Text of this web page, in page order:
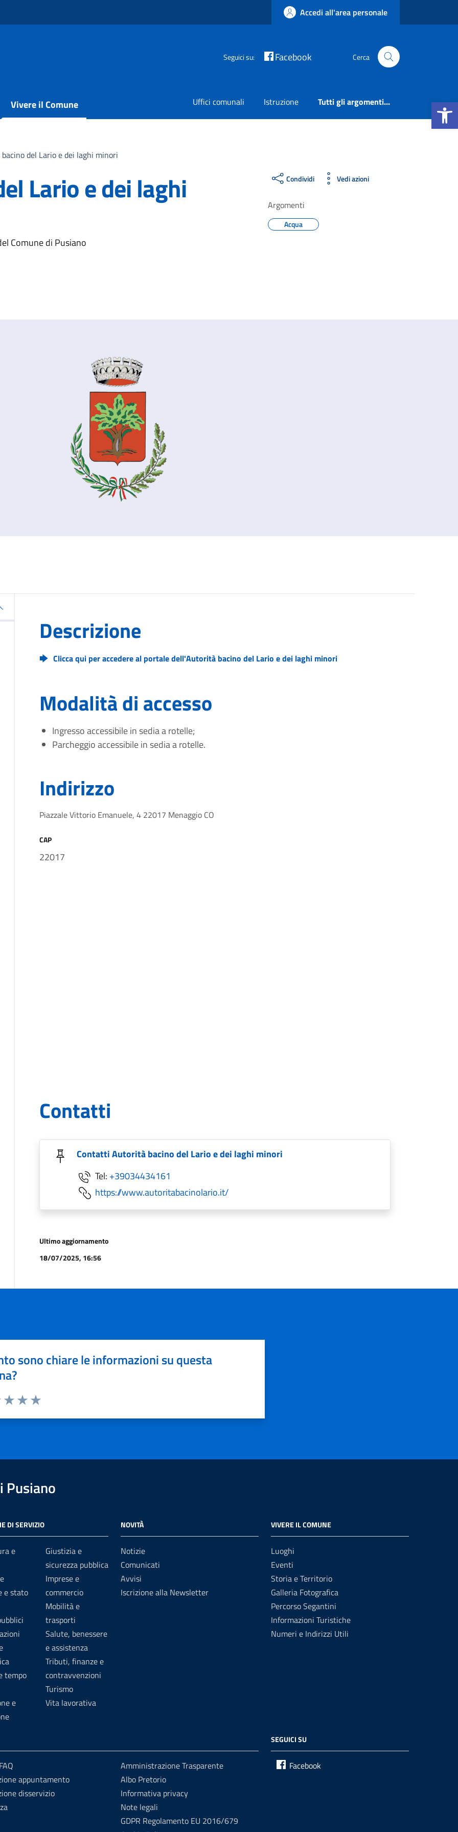
Accedi all'area personale
Seguici su: Facebook Cerca
Vivere il Comune Uffici comunali Istruzione Tutti gli argomenti...
del Lario e dei laghi minori
Lario e dei laghi
Comune di Pusiano
Condividi Vedi azioni
Argomenti
Acqua
Descrizione
Clicca qui per accedere al portale dell'Autorità bacino del Lario e dei laghi minori
Modalità di accesso
Ingresso accessibile in sedia a rotelle;
Parcheggio accessibile in sedia a rotelle.
Indirizzo
Piazzale Vittorio Emanuele, 4 22017 Menaggio CO
CAP
22017
Contatti
Contatti Autorità bacino del Lario e dei laghi minori
Tel: +39034434161
https://www.autoritabacinolario.it/
Ultimo aggiornamento
18/07/2025, 16:56
sono chiare le informazioni su questa
Pusiano
DI SERVIZIO
e
e stato
tempo
e
Giustizia e
sicurezza pubblica
Imprese e
commercio
Mobilità e
trasporti
Salute, benessere
e assistenza
Tributi, finanze e
contravvenzioni
Turismo
Vita lavorativa
NOVITÀ
Notizie
Comunicati
Avvisi
Iscrizione alla Newsletter
VIVERE IL COMUNE
Luoghi
Eventi
Storia e Territorio
Galleria Fotografica
Percorso Segantini
Informazioni Turistiche
Numeri e Indirizzi Utili
appuntamento
disservizio
Amministrazione Trasparente
Albo Pretorio
Informativa privacy
Note legali
GDPR Regolamento EU 2016/679
SEGUICI SU
Facebook
Apri la